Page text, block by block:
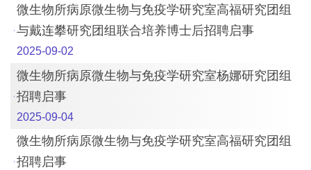
微生物所病原微生物与免疫学研究室高福研究团组
与戴连攀研究团组联合培养博士后招聘启事
2025-09-02
微生物所病原微生物与免疫学研究室杨娜研究团组
招聘启事
2025-09-04
微生物所病原微生物与免疫学研究室高福研究团组
招聘启事